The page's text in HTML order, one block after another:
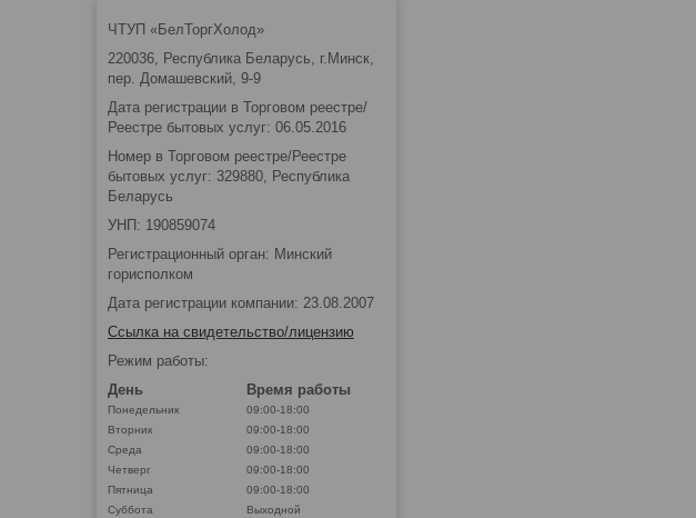
ЧТУП «БелТоргХолод»
220036, Республика Беларусь, г.Минск,
пер. Домашевский, 9-9
Дата регистрации в Торговом реестре/
Реестре бытовых услуг: 06.05.2016
Номер в Торговом реестре/Реестре
бытовых услуг: 329880, Республика
Беларусь
УНП: 190859074
Регистрационный орган: Минский
горисполком
Дата регистрации компании: 23.08.2007
Ссылка на свидетельство/лицензию
Режим работы:
День
Время работы
Понедельник
09:00-18:00
Вторник
09:00-18:00
Среда
09:00-18:00
Четверг
09:00-18:00
Пятница
09:00-18:00
Суббота
Выходной